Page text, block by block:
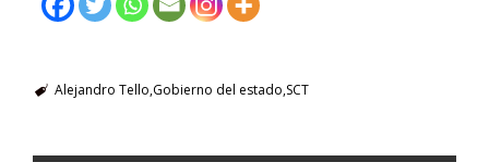
Alejandro Tello Gobierno del estado SCT